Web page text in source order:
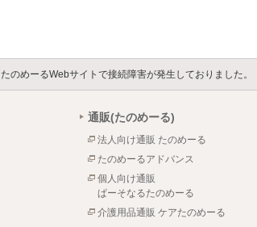
たのめーるWebサイトで接続障害が発生しておりました。
通販(たのめーる)
法人向け通販 たのめーる
たのめーるアドバンス
個人向け通販
ぱーそなるたのめーる
介護用品通販 ケアたのめーる